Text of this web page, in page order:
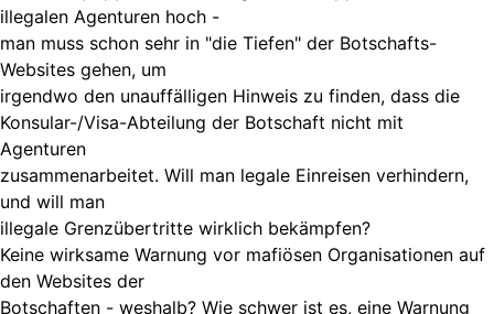
illegalen Agenturen hoch -
man muss schon sehr in "die Tiefen" der Botschafts-
Websites gehen, um
irgendwo den unauffälligen Hinweis zu finden, dass die
Konsular-/Visa-Abteilung der Botschaft nicht mit
Agenturen
zusammenarbeitet. Will man legale Einreisen verhindern,
und will man
illegale Grenzübertritte wirklich bekämpfen?
Keine wirksame Warnung vor mafiösen Organisationen auf
den Websites der
Botschaften - weshalb? Wie schwer ist es, eine Warnung